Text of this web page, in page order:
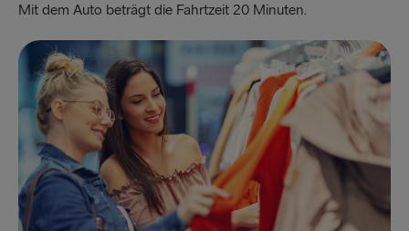
Mit dem Auto beträgt die Fahrtzeit 20 Minuten.